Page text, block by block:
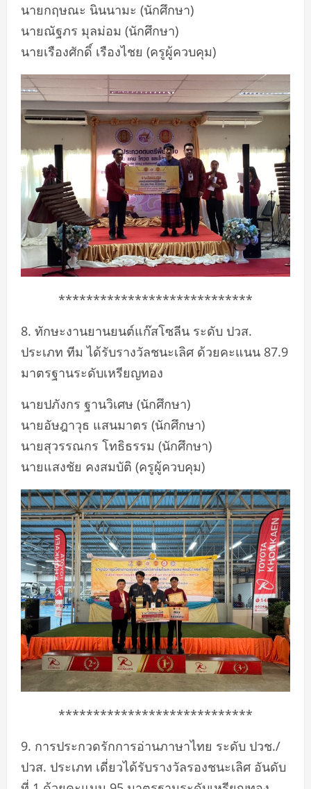
นายกฤษณะ นินนามะ (นักศึกษา)
นายณัฐภร มุลม่อม (นักศึกษา)
นายเรืองศักดิ์ เรืองไชย (ครูผู้ควบคุม)
****************************
8. ทักษะงานยานยนต์แก๊สโซลีน ระดับ ปวส.
ประเภท ทีม ได้รับรางวัลชนะเลิศ ด้วยคะแนน 87.9
มาตรฐานระดับเหรียญทอง
นายปภังกร ฐานวิเศษ (นักศึกษา)
นายอัษฎาวุธ แสนมาตร (นักศึกษา)
นายสุวรรณกร โทธิธรรม (นักศึกษา)
นายแสงชัย คงสมบัติ (ครูผู้ควบคุม)
****************************
9. การประกวดรักการอ่านภาษาไทย ระดับ ปวช./
ปวส. ประเภท เดี่ยวได้รับรางวัลรองชนะเลิศ อันดับ